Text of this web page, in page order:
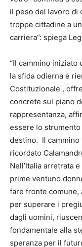
il peso del lavoro di
troppe cittadine a
carriera”: spiega
“Il cammino iniziato
la sfida odierna è
Costituzionale ,
concrete sul piano
rappresentanza,
essere lo
destino. Il cammino
ricordato
Nell’Italia arretrata
prime ventuno
fare fronte comune,
per superare i
dagli uomini,
fondamentale alla
speranza per il